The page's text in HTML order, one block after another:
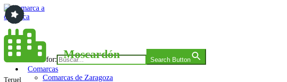
Saltar
al
contenido
Comarca a comarca
Search for: Search Button
Comarcas
Comarcas de Zaragoza
Moscardón
Teruel